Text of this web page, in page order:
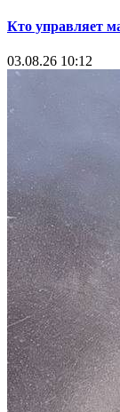
Кто управляет
03.08.26 10:12